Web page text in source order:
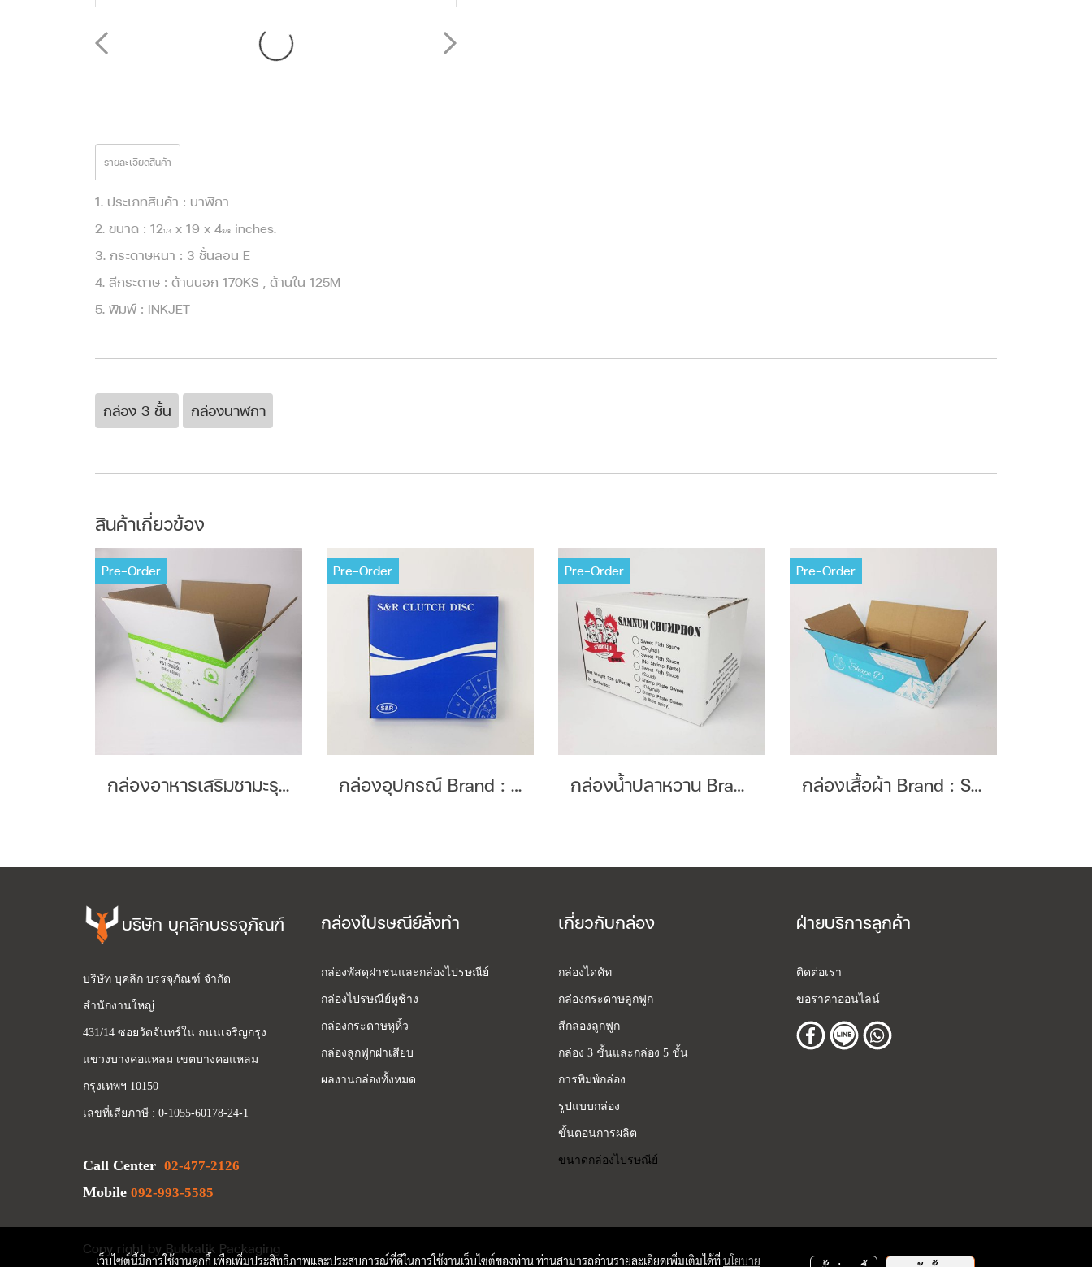
รายละเอียดสินค้า
1. ประเภทสินค้า : นาฬิกา
2. ขนาด : 121/4 x 19 x 43/8
inches.
3. กระดาษหนา : 3 ชั้นลอน E
4. สีกระดาษ : ด้านนอก 170KS , ด้านใน 125M
5. พิมพ์ : INKJET
กล่อง 3 ชั้น กล่องนาฬิกา
สินค้าเกี่ยวข้อง
Pre-Order
กล่องอาหารเสริมชามะรุม Brand : Genherb
Pre-Order
กล่องอุปกรณ์ Brand : S&R Clutch Disc
Pre-Order
กล่องน้ำปลาหวาน Brand : สามหนุ่มชุมพร
Pre-Order
กล่องเสื้อผ้า Brand : Shape D Arinrada
บริษัท บุคลิกบรรจุภัณฑ์
บริษัท บุคลิก บรรจุภัณฑ์ จำกัด
สำนักงานใหญ่ :
431/14 ซอยวัดจันทร์ใน ถนนเจริญกรุง
แขวงบางคอแหลม เขตบางคอแหลม
กรุงเทพฯ 10150
เลขที่เสียภาษี : 0-1055-60178-24-1
Call Center 02-477-2126
Mobile 092-993-5585
กล่องไปรษณีย์สั่งทำ
กล่องพัสดุฝาชนและกล่องไปรษณีย์
กล่องไปรษณีย์หูช้าง
กล่องกระดาษหูหิ้ว
กล่องลูกฟูกฝาเสียบ
ผลงานกล่องทั้งหมด
เกี่ยวกับกล่อง
กล่องไดคัท
กล่องกระดาษลูกฟูก
สีกล่องลูกฟูก
กล่อง 3 ชั้นและกล่อง 5 ชั้น
การพิมพ์กล่อง
รูปแบบกล่อง
ขั้นตอนการผลิต
ขนาดกล่องไปรษณีย์
ฝ่ายบริการลูกค้า
ติดต่อเรา
ขอราคาออนไลน์
Copy right by Bukkalik Packaging
เว็บไซต์นี้มีการใช้งานคุกกี้ เพื่อเพิ่มประสิทธิภาพและประสบการณ์ที่ดีในการใช้งานเว็บไซต์ของท่าน ท่านสามารถอ่านรายละเอียดเพิ่มเติมได้ที่นโยบาย